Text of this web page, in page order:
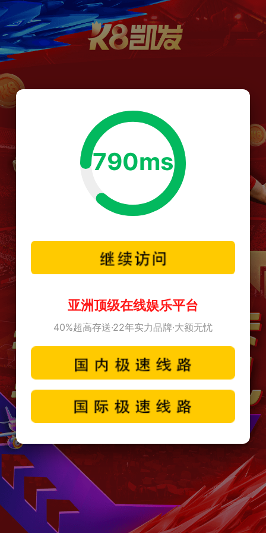
790ms
亚洲顶级在线娱乐平台
40%超高存送·22年实力品牌·大额无忧